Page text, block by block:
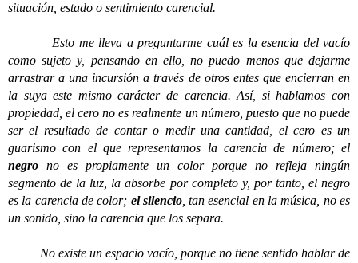
situación, estado o sentimiento carencial.
Esto me lleva a preguntarme cuál es la esencia del vacío
como sujeto y, pensando en ello, no puedo menos que dejarme
arrastrar a una incursión a través de otros entes que encierran en
la suya este mismo carácter de carencia. Así, si hablamos con
propiedad, el cero no es realmente un número, puesto que no puede
ser el resultado de contar o medir una cantidad, el cero es un
guarismo con el que representamos la carencia de número; el
negro no es propiamente un color porque no refleja ningún
segmento de la luz, la absorbe por completo y, por tanto, el negro
es la carencia de color; el silencio, tan esencial en la música, no es
un sonido, sino la carencia que los separa.
No existe un espacio vacío, porque no tiene sentido hablar de